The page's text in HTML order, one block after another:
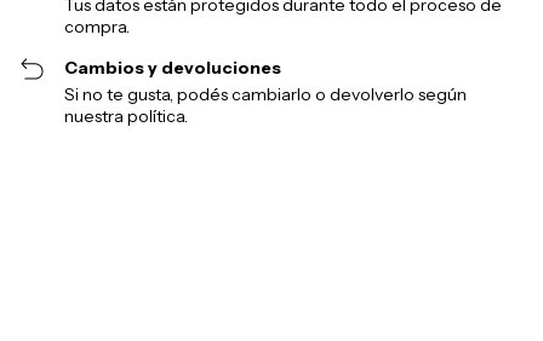
Tus datos están protegidos durante todo el proceso de
compra.
Cambios y devoluciones
Si no te gusta, podés cambiarlo o devolverlo según
nuestra política.